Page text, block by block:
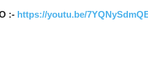
:- https://youtu.be/